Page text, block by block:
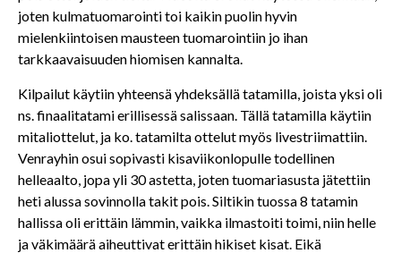
joten kulmatuomarointi toi kaikin puolin hyvin
mielenkiintoisen mausteen tuomarointiin jo ihan
tarkkaavaisuuden hiomisen kannalta.
Kilpailut käytiin yhteensä yhdeksällä tatamilla, joista yksi oli
ns. finaalitatami erillisessä salissaan. Tällä tatamilla käytiin
mitaliottelut, ja ko. tatamilta ottelut myös livestriimattiin.
Venrayhin osui sopivasti kisaviikonlopulle todellinen
helleaalto, jopa yli 30 astetta, joten tuomariasusta jätettiin
heti alussa sovinnolla takit pois. Siltikin tuossa 8 tatamin
hallissa oli erittäin lämmin, vaikka ilmastoiti toimi, niin helle
ja väkimäärä aiheuttivat erittäin hikiset kisat. Eikä